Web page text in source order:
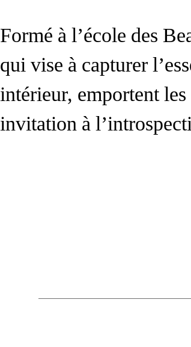
Formé à l’école des
qui vise à capturer
intérieur, emportent
invitation à